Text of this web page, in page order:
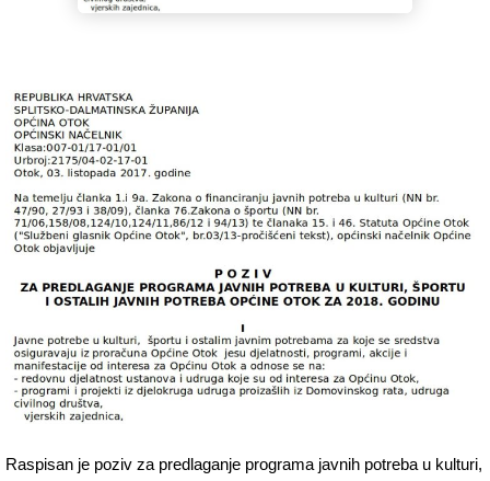
Raspisan je poziv za predlaganje programa javnih potreba u kulturi,